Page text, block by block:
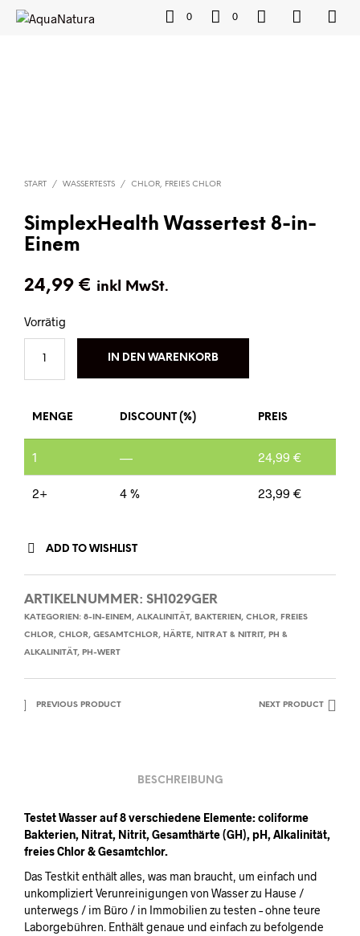
0 0
START / WASSERTESTS / CHLOR, FREIES CHLOR
SimplexHealth Wassertest 8-in-
Einem
24,99 € inkl MwSt.
Vorrätig
IN DEN WARENKORB
MENGE DISCOUNT (%) PREIS
1 — 24,99 €
2+ 4 % 23,99 €
ADD TO WISHLIST
ARTIKELNUMMER: SH1029GER
KATEGORIEN: 8-IN-EINEM , ALKALINITÄT, BAKTERIEN , CHLOR, FREIES
CHLOR, CHLOR, GESAMTCHLOR, HÄRTE, NITRAT & NITRIT, PH &
ALKALINITÄT, PH-WERT
PREVIOUS PRODUCT NEXT PRODUCT
BESCHREIBUNG
Testet Wasser auf 8 verschiedene Elemente: coliforme
Bakterien, Nitrat, Nitrit, Gesamthärte (GH), pH, Alkalinität,
freies Chlor & Gesamtchlor.
Das Testkit enthält alles, was man braucht, um einfach und
unkompliziert Verunreinigungen von Wasser zu Hause /
unterwegs / im Büro / in Immobilien zu testen – ohne teure
Laborgebühren. Enthält genaue und einfach zu befolgende